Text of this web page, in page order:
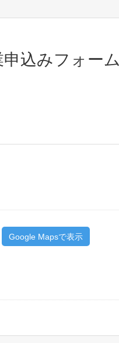
込みフォーム
Google Mapsで表示